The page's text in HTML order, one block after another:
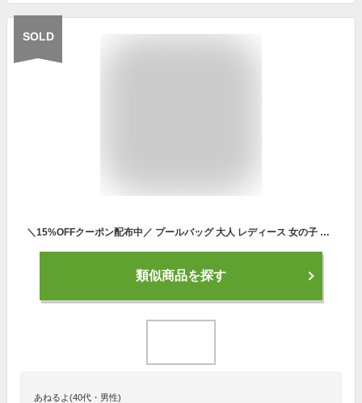
SOLD
＼15%OFFクーポン配布中／ プールバッグ 大人 レディース 女の子 防水 大容量 収納 リュック 中学生 高校生 ジムバッグ かわいい おしゃれ 水泳 水着 スポーツ pool-bag
類似商品を探す
あねるよ(40代・男性)